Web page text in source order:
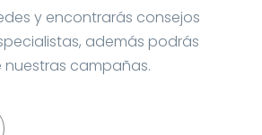
y encontrarás consejos
además podrás
nuestras campañas.